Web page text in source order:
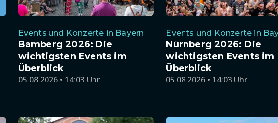
Events und Konzerte in Bayern
Bamberg 2026: Die
wichtigsten Events im
Überblick
05.08.2026 • 14:03 Uhr
Events und Konzerte in
Nürnberg 2026: Die
wichtigsten Events im
Überblick
05.08.2026 • 14:03 Uhr